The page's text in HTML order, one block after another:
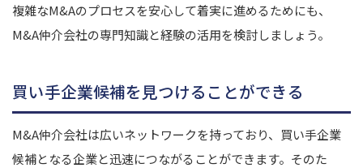
複雑なM&Aのプロセスを安心して着実に進めるためにも、
M&A仲介会社の専門知識と経験の活用を検討しましょう。
買い手企業候補を見つけることができる
M&A仲介会社は広いネットワークを持っており、買い手企業
候補となる企業と迅速につながることができます。そのた